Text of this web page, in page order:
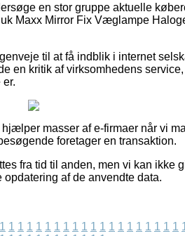
en stor gruppe aktuelle
Maxx Mirror Fix Væglampe
til at få indblik i internet
en kritik af virksomhedens
masser af e-firmaer når vi
foretager en transaktion.
fra tid til anden, men vi kan ikke
af de anvendte data.
1 1 1 1 1 1 1 1 1 1 1 1 1 1 1 1 1 1 1 1